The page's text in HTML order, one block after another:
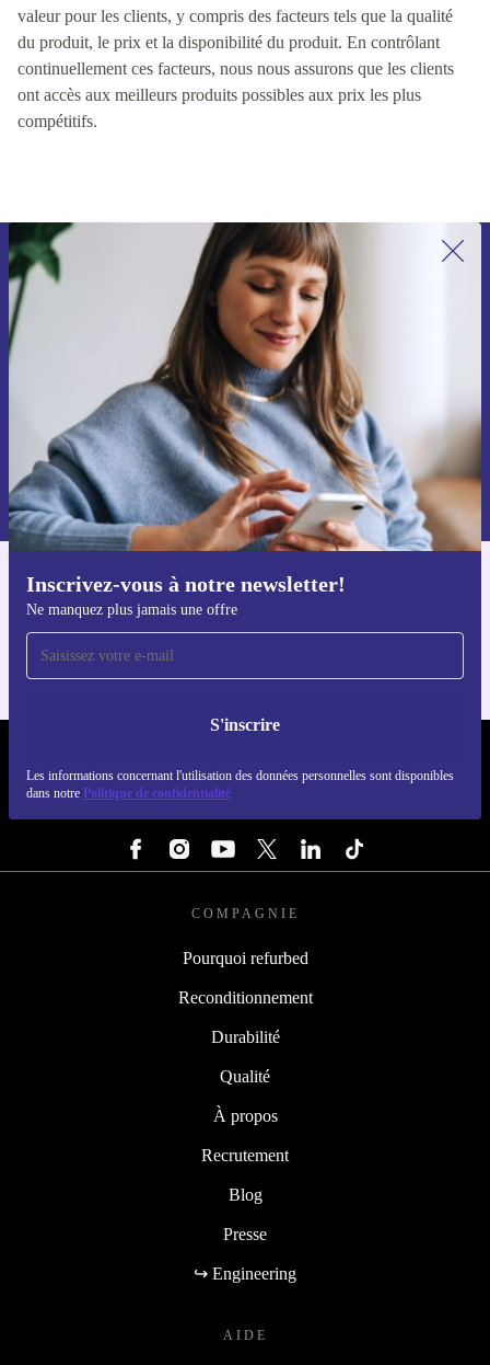
valeur pour les clients, y compris des facteurs tels que la qualité
du produit, le prix et la disponibilité du produit. En contrôlant
continuellement ces facteurs, nous nous assurons que les clients
ont accès aux meilleurs produits possibles aux prix les plus
compétitifs.
Inscrivez-vous à notre newsletter!
Ne manquez plus jamais une offre
S'inscrire
Les informations concernant l'utilisation des données personnelles sont disponibles
dans notre Politique de confidentialité
Recevoir offres et infos de refurbed
par mail
Ne manquez plus aucune offre.
S'inscrire
Retrouvez les informations sur l'utilisation des données personnelles
dans notre
politique de confidentialité.
Téléchargez l'application refurbed
Pour iOS et Android
COMPAGNIE
Pourquoi refurbed
Reconditionnement
Durabilité
Qualité
À propos
Recrutement
Blog
Presse
↪ Engineering
AIDE